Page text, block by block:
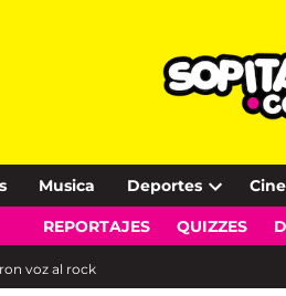
Musica Deportes
Open
dropdown
REPORTAJES QUIZZES
voz al rock